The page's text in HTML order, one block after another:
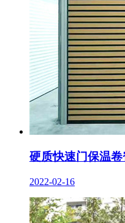
硬质快速门保温
2022-02-16